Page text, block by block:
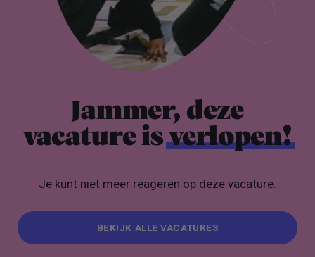
Jammer, deze
vacature isverlopen!
Je kunt niet meer reageren op deze vacature.
BEKIJK ALLE VACATURES